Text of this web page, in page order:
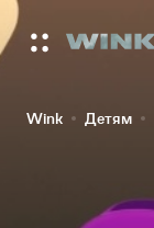
Wink Детям